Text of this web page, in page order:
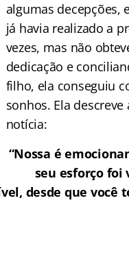
algumas decepções,
já havia realizado a
vezes, mas não
dedicação e
filho, ela conseguiu
sonhos. Ela
notícia:
“Nossa é
seu esforço foi
desde que você